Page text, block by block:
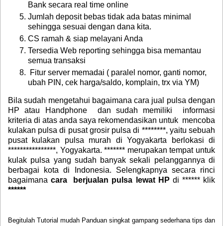
Bank secara real time online
Jumlah deposit bebas tidak ada batas minimal
sehingga sesuai dengan dana kita.
CS ramah & siap melayani Anda
Tersedia Web reporting sehingga bisa memantau
semua transaksi
Fitur server memadai ( paralel nomor, ganti nomor,
ubah PIN, cek harga/saldo, komplain, trx via YM)
Bila sudah mengetahui bagaimana cara jual pulsa dengan
HP atau Handphone dan sudah memiliki informasi
kriteria di atas anda saya rekomendasikan untuk mencoba
kulakan pulsa di pusat grosir pulsa di ********, yaitu sebuah
pusat kulakan pulsa murah di Yogyakarta berlokasi di
****************, Yogyakarta. ******* merupakan tempat untuk
kulak pulsa yang sudah banyak sekali pelanggannya di
berbagai kota di Indonesia. Selengkapnya secara rinci
bagaimanacara berjualan pulsa lewat HP di ****** klik
******
Begitulah Tutorial mudah Panduan singkat gampang sederhana tips dan